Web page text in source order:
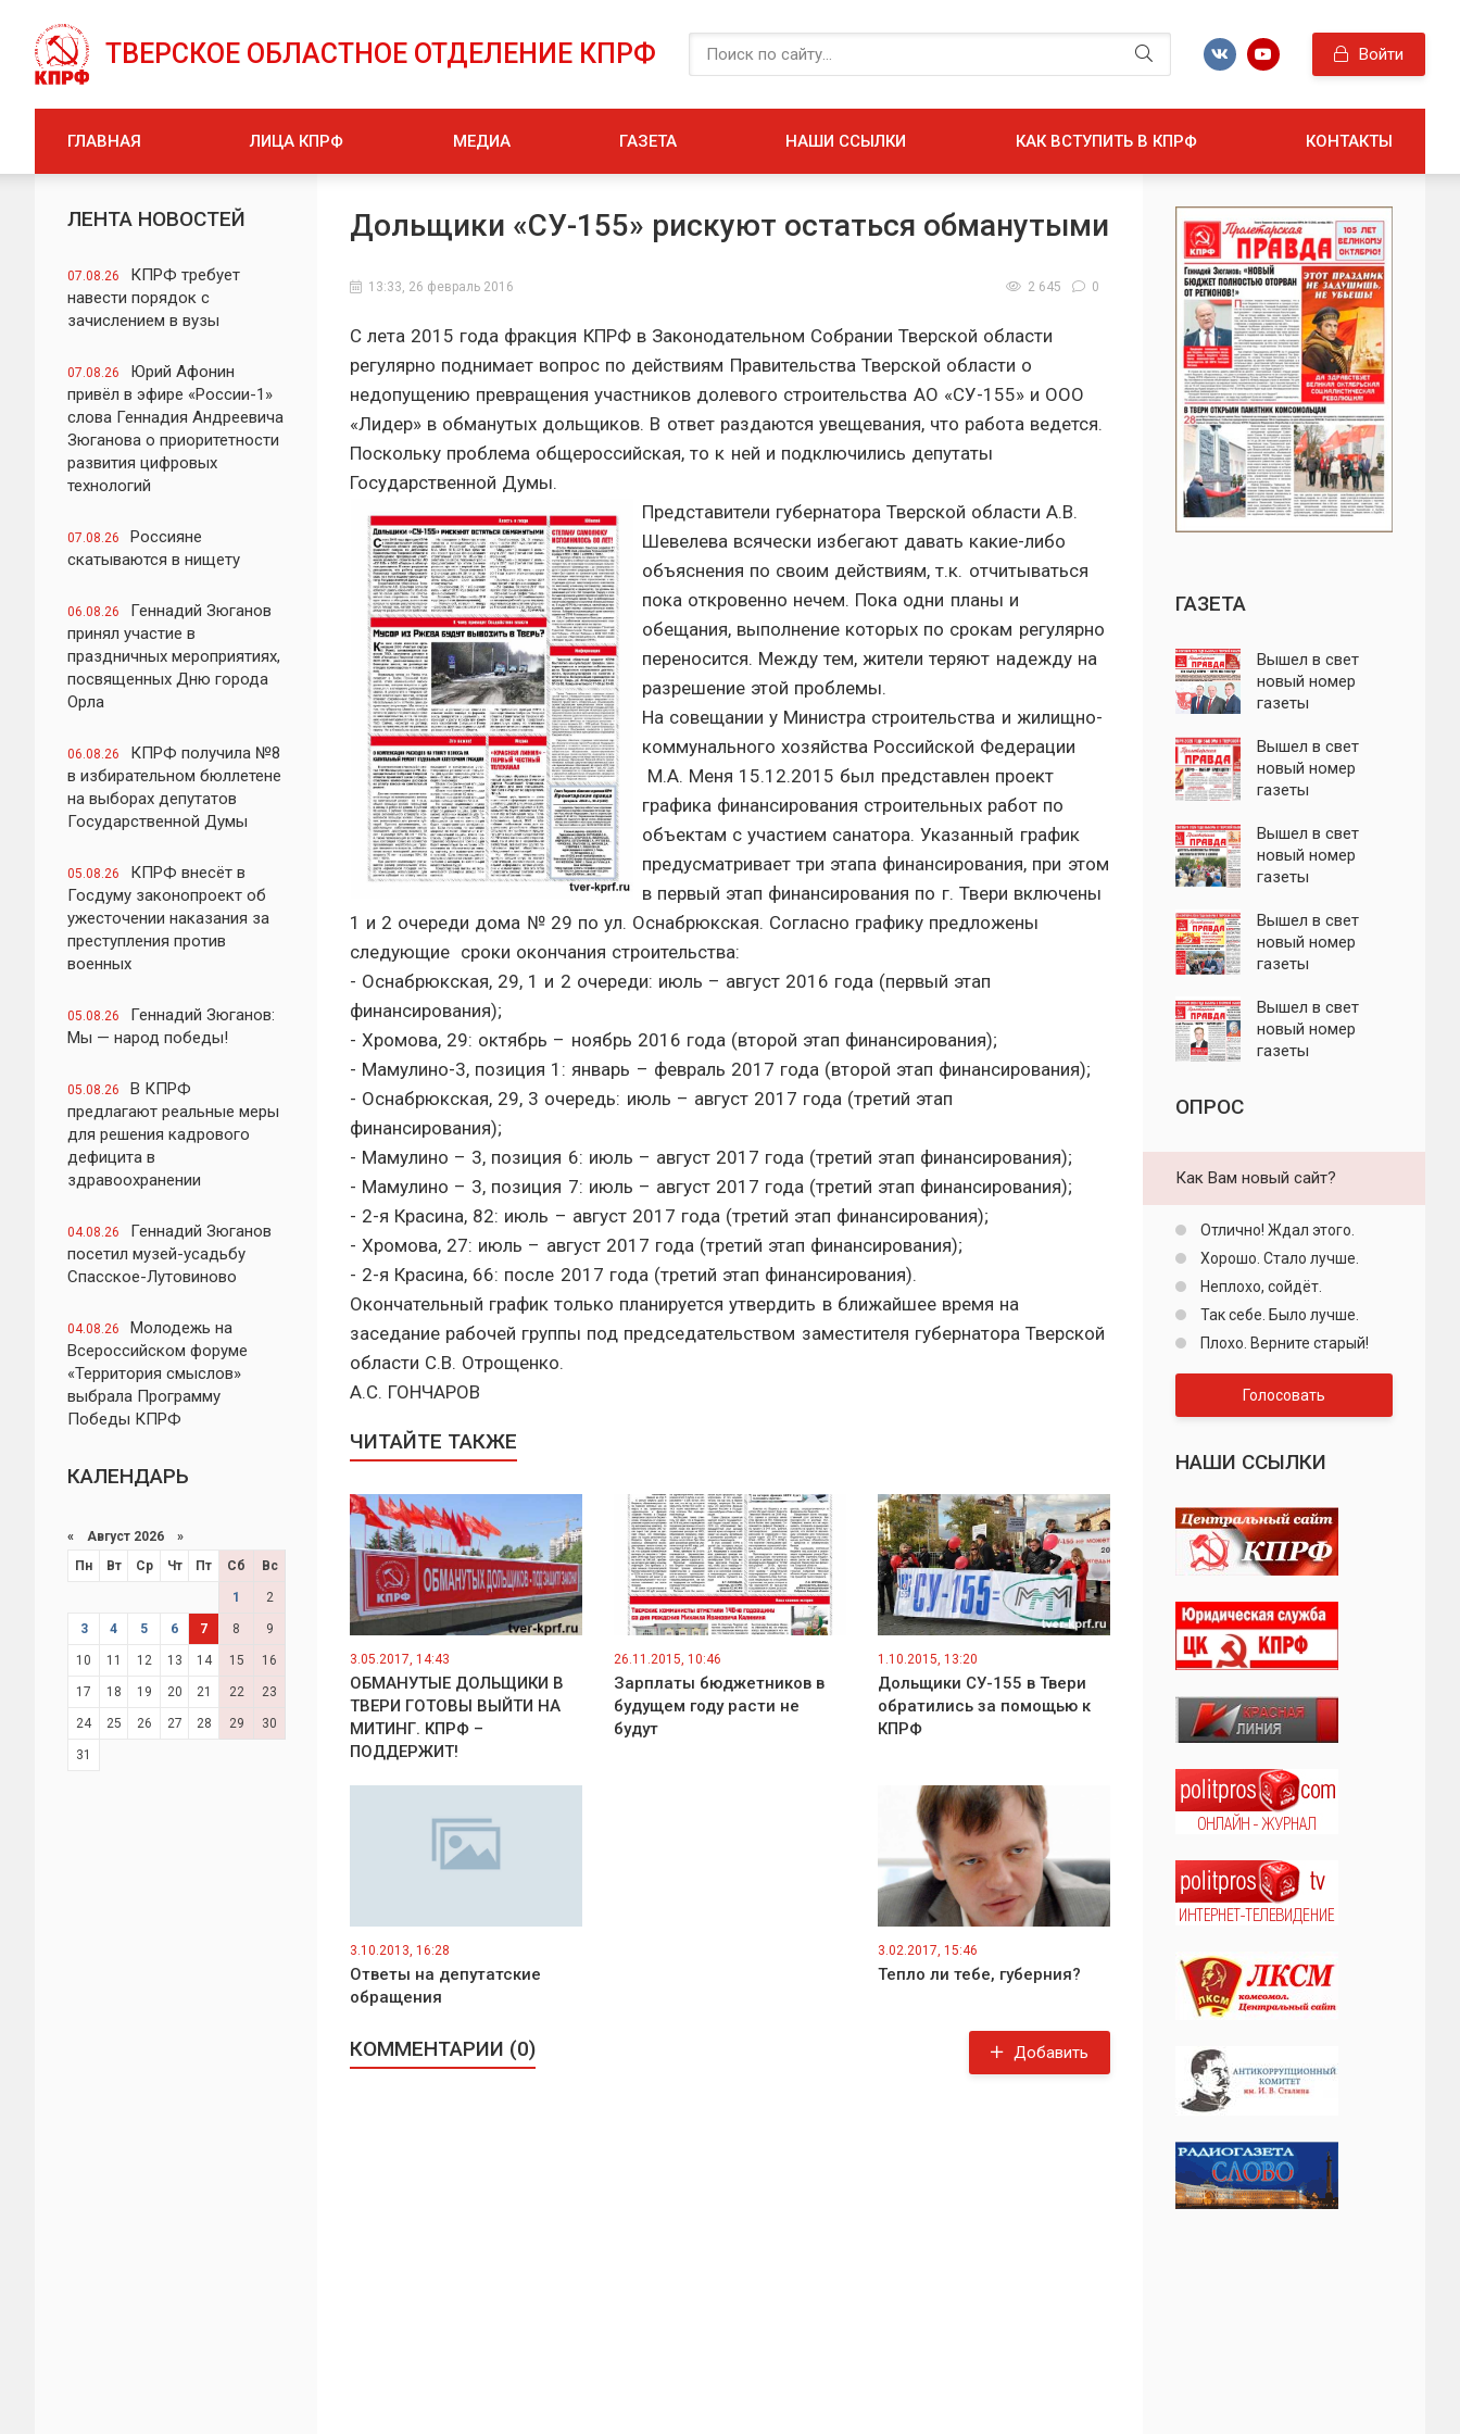
ТВЕРСКОЕ ОБЛАСТНОЕ ОТДЕЛЕНИЕ КПРФ Войти
ГЛАВНАЯ ЛИЦА КПРФ МЕДИА ГАЗЕТА НАШИ ССЫЛКИ КАК ВСТУПИТЬ В КПРФ КОНТАКТЫ
ЛЕНТА НОВОСТЕЙ
07.08.26
КПРФ требует
навести порядок с
зачислением в вузы
07.08.26
Юрий Афонин
привёл в эфире «России-1»
слова Геннадия Андреевича
Зюганова о приоритетности
развития цифровых
технологий
07.08.26
Россияне
скатываются в нищету
06.08.26
Геннадий Зюганов
принял участие в
праздничных мероприятиях,
посвященных Дню города
Орла
06.08.26
КПРФ получила №8
в избирательном бюллетене
на выборах депутатов
Государственной Думы
05.08.26
КПРФ внесёт в
Госдуму законопроект об
ужесточении наказания за
преступления против
военных
05.08.26
Геннадий Зюганов:
Мы — народ победы!
05.08.26
В КПРФ
предлагают реальные меры
для решения кадрового
дефицита в
здравоохранении
04.08.26
Геннадий Зюганов
посетил музей-усадьбу
Спасское-Лутовиново
04.08.26
Молодежь на
Всероссийском форуме
«Территория смыслов»
выбрала Программу
Победы КПРФ
КАЛЕНДАРЬ
« Август 2026 »
Пн
Вт Ср Чт Пт Сб Вс
1 2
3 4 5 6 7 8 9
10 11 12 13 14 15 16
17 18 19 20 21 22 23
24 25 26 27 28 29 30
31
Дольщики «СУ-155» рискуют остаться обманутыми
13:33, 26 февраль 2016 2 645 0
С лета 2015 года фракция КПРФ в Законодательном Собрании Тверской области
регулярно поднимает вопрос по действиям Правительства Тверской области о
недопущению превращения участников долевого строительства АО «СУ-155» и ООО
«Лидер» в обманутых дольщиков. В ответ раздаются увещевания, что работа ведется.
Поскольку проблема общероссийская, то к ней и подключились депутаты
Государственной Думы.
Представители губернатора Тверской области А.В.
Шевелева всячески избегают давать какие-либо
объяснения по своим действиям, т.к. отчитываться
пока откровенно нечем. Пока одни планы и
обещания, выполнение которых по срокам регулярно
переносится. Между тем, жители теряют надежду на
разрешение этой проблемы.
На совещании у Министра строительства и жилищно-
коммунального хозяйства Российской Федерации
М.А. Меня 15.12.2015 был представлен проект
графика финансирования строительных работ по
объектам с участием санатора. Указанный график
предусматривает три этапа финансирования, при этом
в первый этап финансирования по г. Твери включены
1 и 2 очереди дома № 29 по ул. Оснабрюкская. Согласно графику предложены
следующие сроки окончания строительства:
- Оснабрюкская, 29, 1 и 2 очереди: июль – август 2016 года (первый этап
финансирования);
- Хромова, 29: октябрь – ноябрь 2016 года (второй этап финансирования);
- Мамулино-3, позиция 1: январь – февраль 2017 года (второй этап финансирования);
- Оснабрюкская, 29, 3 очередь: июль – август 2017 года (третий этап
финансирования);
- Мамулино – 3, позиция 6: июль – август 2017 года (третий этап финансирования);
- Мамулино – 3, позиция 7: июль – август 2017 года (третий этап финансирования);
- 2-я Красина, 82: июль – август 2017 года (третий этап финансирования);
- Хромова, 27: июль – август 2017 года (третий этап финансирования);
- 2-я Красина, 66: после 2017 года (третий этап финансирования).
Окончательный график только планируется утвердить в ближайшее время на
заседание рабочей группы под председательством заместителя губернатора Тверской
области С.В. Отрощенко.
А.С. ГОНЧАРОВ
ЧИТАЙТЕ ТАКЖЕ
3.05.2017, 14:43
ОБМАНУТЫЕ ДОЛЬЩИКИ В
ТВЕРИ ГОТОВЫ ВЫЙТИ НА
МИТИНГ. КПРФ –
ПОДДЕРЖИТ!
26.11.2015, 10:46
Зарплаты бюджетников в
будущем году расти не
будут
1.10.2015, 13:20
Дольщики СУ-155 в Твери
обратились за помощью к
КПРФ
3.10.2013, 16:28
Ответы на депутатские
обращения
3.02.2017, 15:46
Тепло ли тебе, губерния?
КОММЕНТАРИИ (0) Добавить
ГАЗЕТА
Вышел в свет
новый номер
газеты
правда"
Вышел в свет
новый номер
газеты
правда"
Вышел в свет
новый номер
газеты
правда"
Вышел в свет
новый номер
газеты
правда"
Вышел в свет
новый номер
газеты
ОПРОС
Как Вам новый сайт?
Отлично! Ждал этого.
Хорошо. Стало лучше.
Неплохо, сойдёт.
Так себе. Было лучше.
Плохо. Верните старый!
Голосовать
НАШИ ССЫЛКИ